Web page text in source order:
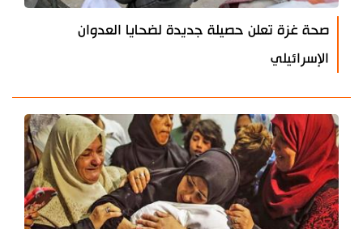
صحة غزة تعلن حصيلة جديدة لضحايا العدوان
الإسرائيلي